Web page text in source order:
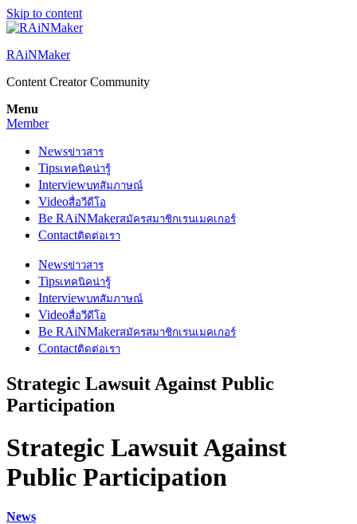
Skip to content
RAiNMaker
Content Creator Community
Menu
Member
Newsข่าวสาร
Tipsเทคนิคน่ารู้
Interviewบทสัมภาษณ์
Videoสื่อวีดีโอ
Be RAiNMakerสมัครสมาชิกเรนเมคเกอร์
Contactติดต่อเรา
Newsข่าวสาร
Tipsเทคนิคน่ารู้
Interviewบทสัมภาษณ์
Videoสื่อวีดีโอ
Be RAiNMakerสมัครสมาชิกเรนเมคเกอร์
Contactติดต่อเรา
Strategic Lawsuit Against Public
Participation
Strategic Lawsuit Against
Public Participation
News